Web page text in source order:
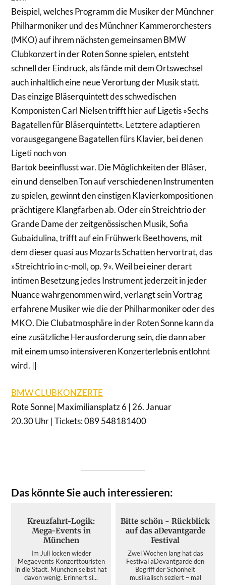
Beispiel, welches Programm die Musiker der Münchner
Philharmoniker und des Münchner Kammerorchesters
(MKO) auf ihrem nächsten gemeinsamen BMW
Clubkonzert in der Roten Sonne spielen, entsteht
schnell der Eindruck, als fände mit dem Ortswechsel
auch inhaltlich eine neue Verortung der Musik statt.
Das einzige Bläserquintett des schwedischen
Komponisten Carl Nielsen trifft hier auf Ligetis »Sechs
Bagatellen für Bläserquintett«. Letztere adaptieren
vorausgegangene Bagatellen fürs Klavier, bei denen
Ligeti noch von
Bartok beeinflusst war. Die Möglichkeiten der Bläser,
ein und denselben Ton auf verschiedenen Instrumenten
zu spielen, gewinnt den einstigen Klavierkompositionen
prächtigere Klangfarben ab. Oder ein Streichtrio der
Grande Dame der zeitgenössischen Musik, Sofia
Gubaidulina, trifft auf ein Frühwerk Beethovens, mit
dem dieser quasi aus Mozarts Schatten hervortrat, das
»Streichtrio in c-moll, op. 9«. Weil bei einer derart
intimen Besetzung jedes Instrument jederzeit in jeder
Nuance wahrgenommen wird, verlangt sein Vortrag
erfahrene Musiker wie die der Philharmoniker oder des
MKO. Die Clubatmosphäre in der Roten Sonne kann da
eine zusätzliche Herausforderung sein, die dann aber
mit einem umso intensiveren Konzerterlebnis entlohnt
wird. ||
BMW CLUBKONZERTE
Rote Sonne| Maximiliansplatz 6 | 26. Januar
20.30 Uhr | Tickets: 089 548181400
Das könnte Sie auch interessieren:
Kreuzfahrt-Logik:
Mega-Events in
München
Im Juli locken wieder
Megaevents Konzerttouristen
in die Stadt. München selbst hat
davon wenig. Erinnert si...
Bitte schön - Rückblick
auf das aDevantgarde
Festival
Zwei Wochen lang hat das
Festival aDevantgarde den
Begriff der Schönheit
musikalisch seziert – mal